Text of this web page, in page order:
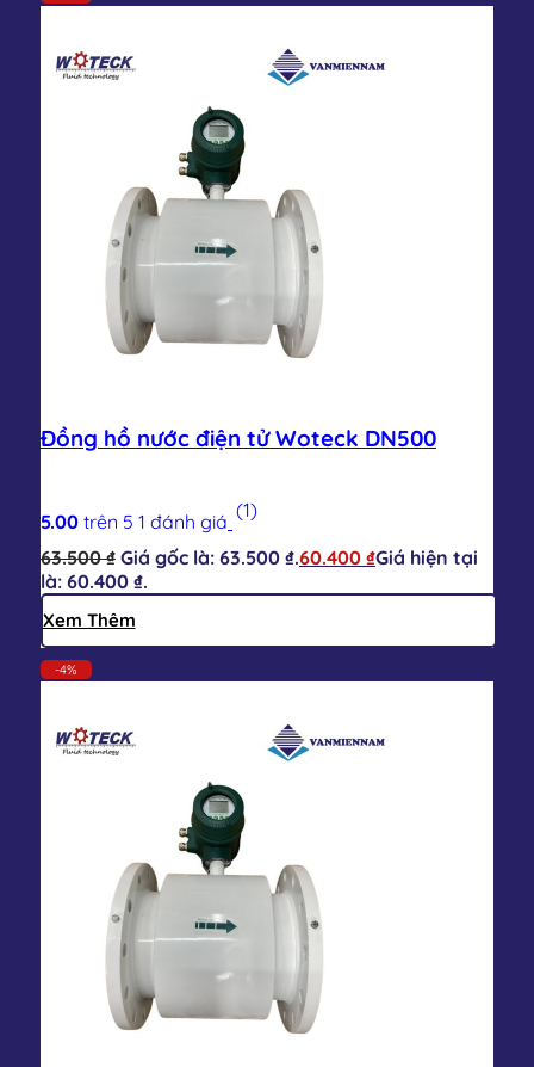
Đồng hồ nước điện tử Woteck DN500
5.00 trên 5 1 đánh giá (1)
63.500₫ Giá gốc là: 63.500 ₫.60.400 ₫Giá hiện tại
là: 60.400 ₫.
Xem Thêm
-4%